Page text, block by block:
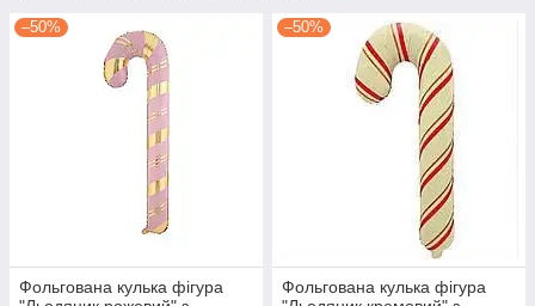
–50%
Фольгована кулька фігура
–50%
Фольгована кулька фігура